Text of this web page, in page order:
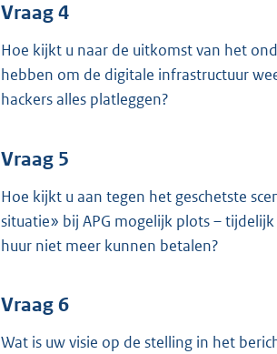
Vraag 4
Hoe kijkt u naar de uitkomst van het
hebben om de digitale infrastructuur
hackers alles platleggen?
Vraag 5
Hoe kijkt u aan tegen het geschetste
situatie» bij APG mogelijk plots –
huur niet meer kunnen betalen?
Vraag 6
Wat is uw visie op de stelling in het